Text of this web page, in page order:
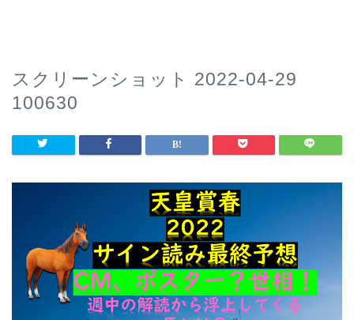
スクリーンショット 2022-04-29
100630